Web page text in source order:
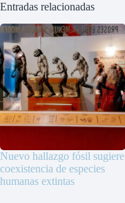
Entradas relacionadas
Nuevo hallazgo fósil sugiere
coexistencia de especies
humanas extintas